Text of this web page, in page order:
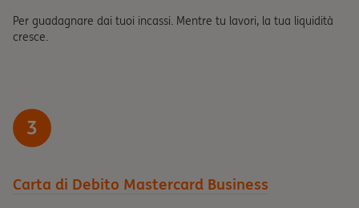
Per guadagnare dai tuoi incassi. Mentre tu lavori, la tua liquidità
cresce.
3
Carta di Debito Mastercard Business